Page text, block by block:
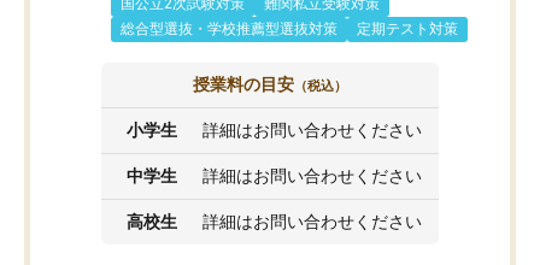
総合型選抜・学校推薦型選抜対策
定期テスト対策
授業料の目安 （税込）
小学生 詳細はお問い合わせください
中学生 詳細はお問い合わせください
高校生 詳細はお問い合わせください